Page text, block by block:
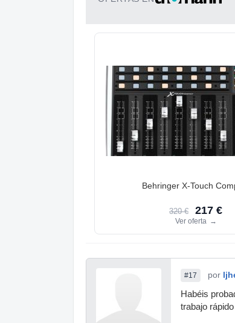
Behringer X-Touch
320 € 217 €
Ver oferta →
#17 por
Habéis
trabajo